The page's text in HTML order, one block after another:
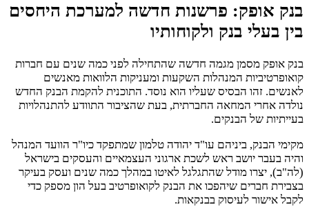
בנק אופק: פרשנות חדשה למערכת היחסים
בין בעלי בנק ולקוחותיו
בנק אופק מסמן מגמה חדשה שהתחילה לפני כמה שנים עם חברות
קואופרטיביות המנהלות השקעות ומעניקות הלוואות מאנשים
לאנשים. זהו הבסיס שעליו הוא נוסד. התוכנית להקמת הבנק החדש
נולדה אחרי המחאה החברתית, בעת שהציבור התוודע להתנהלויות
בעייתיות של הבנקים.
מקימי הבנק, ביניהם עו"ד יהודה טלמון שמתפקד כיו"ר הוועד המנהל
והיה בעבר יושב ראש לשכת ארגוני העצמאיים והעסקים בישראל
(לה"ב), יצרו מודל שהתגלגל לאיטו במהלך כמה שנים ועסק בעיקר
בצבירת חברים שיהפכו את הבנק לקואופרטיב בעל הון מספק כדי
לקבל אישור לעיסוק בבנקאות.